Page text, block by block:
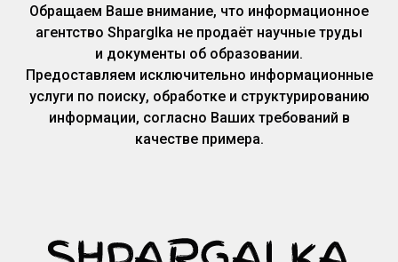
Обращаем Ваше внимание, что информационное
агентство Shparglka не продаёт научные труды
и документы об образовании.
Предоставляем исключительно информационные
услуги по поиску, обработке и структурированию
информации, согласно Ваших требований в
качестве примера.